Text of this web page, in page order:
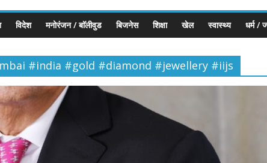
विदेश मनोरंजन / बाॅलीवुड बिजनेस शिक्षा खेल स्वास्थ्य धर्म /
#india #gold #diamond #jewellery #iijs